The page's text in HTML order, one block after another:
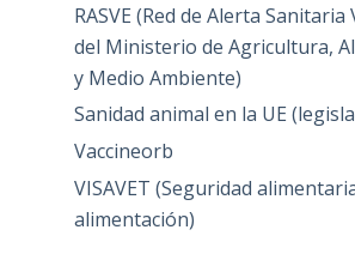
RASVE (Red de Alerta
del Ministerio de Agricultura,
y Medio Ambiente)
Sanidad animal en la UE
Vaccineorb
VISAVET (Seguridad
alimentación)